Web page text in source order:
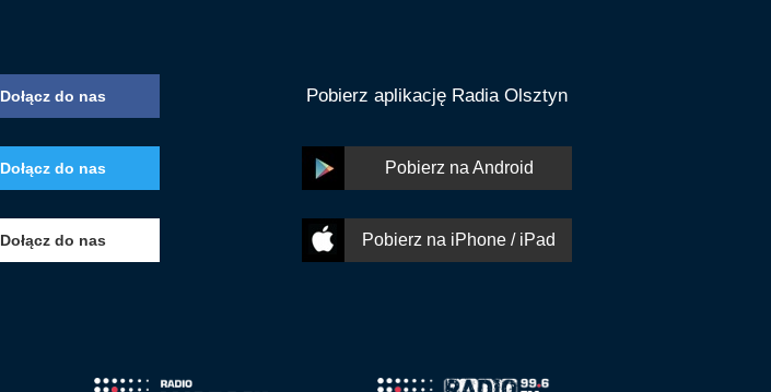
Dołącz do nas
Dołącz do nas
Dołącz do nas
Pobierz aplikację Radia Olsztyn
Pobierz na Android
Pobierz na iPhone / iPad